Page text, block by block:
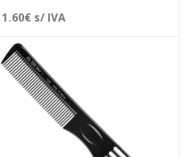
1.60€ s/ IVA